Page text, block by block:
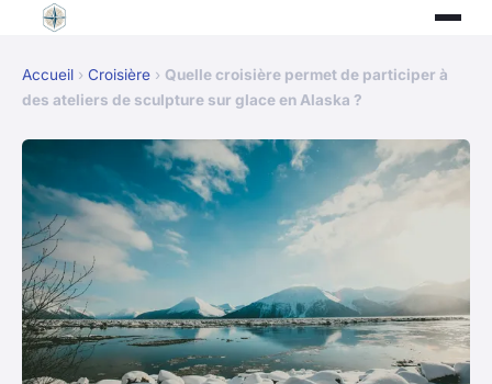
Accueil › Croisière › Quelle croisière permet de participer à
des ateliers de sculpture sur glace en Alaska ?